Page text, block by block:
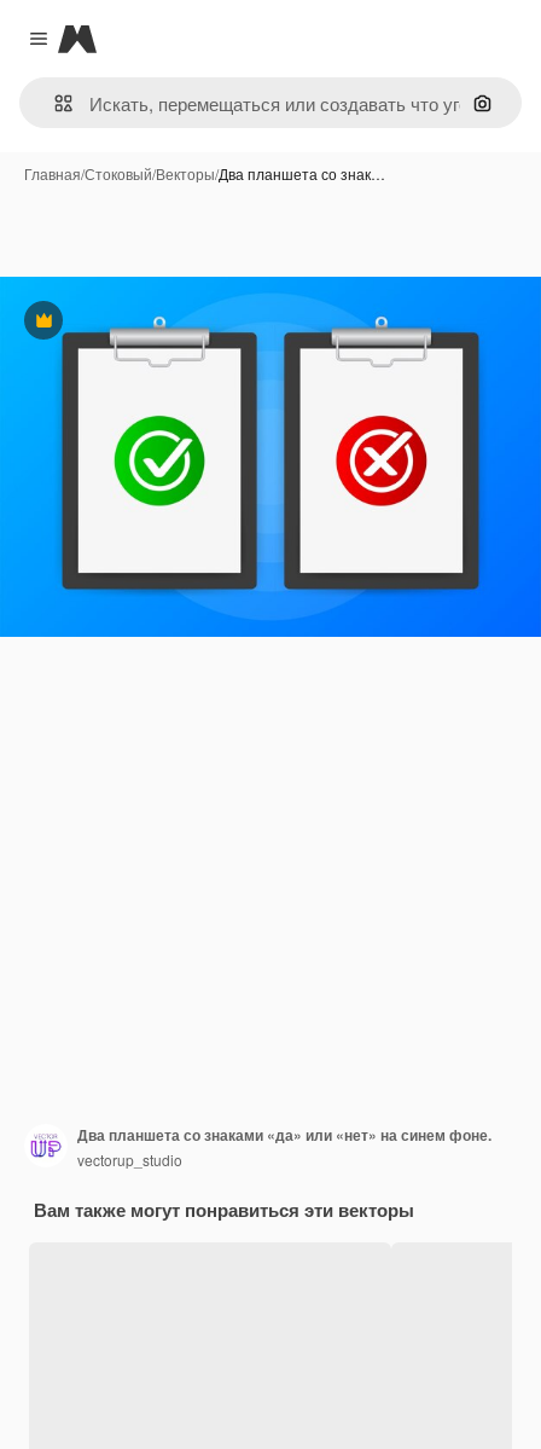
Close menu
Magnific
Поиск
Главная/Стоковый/Векторы/Два планшета со знак…
Премиум
Два планшета со знаками «да» или «нет» на синем фоне.
vectorup_studio
Вам также могут понравиться эти векторы